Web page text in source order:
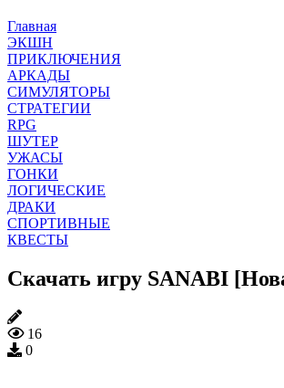
Главная
ЭКШН
ПРИКЛЮЧЕНИЯ
АРКАДЫ
СИМУЛЯТОРЫ
СТРАТЕГИИ
RPG
ШУТЕР
УЖАСЫ
ГОНКИ
ЛОГИЧЕСКИЕ
ДРАКИ
СПОРТИВНЫЕ
КВЕСТЫ
Скачать игру SANABI
16
0